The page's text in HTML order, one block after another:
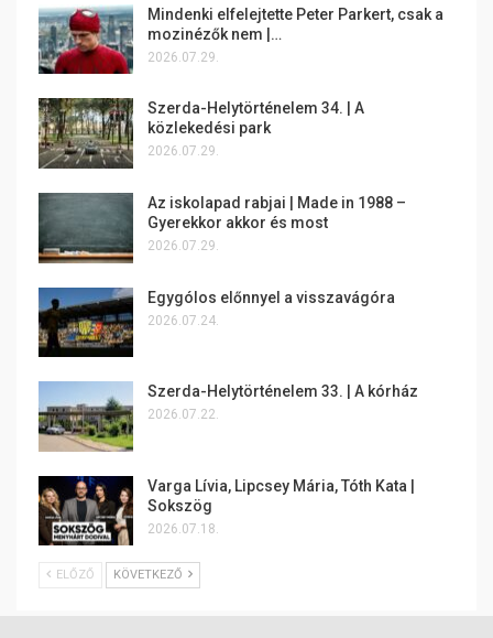
Mindenki elfelejtette Peter Parkert, csak a
mozinézők nem |…
2026.07.29.
Szerda-Helytörténelem 34. | A
közlekedési park
2026.07.29.
Az iskolapad rabjai | Made in 1988 –
Gyerekkor akkor és most
2026.07.29.
Egygólos előnnyel a visszavágóra
2026.07.24.
Szerda-Helytörténelem 33. | A kórház
2026.07.22.
Varga Lívia, Lipcsey Mária, Tóth Kata |
Sokszög
2026.07.18.
ELŐZŐ KÖVETKEZŐ